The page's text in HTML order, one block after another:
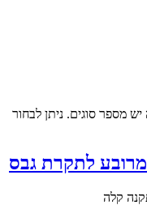
יש מספר סוגים. ניתן לבחור